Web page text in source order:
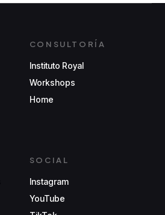
CONSULTORÍA
Instituto Royal
Workshops
Home
SOCIAL
Instagram
YouTube